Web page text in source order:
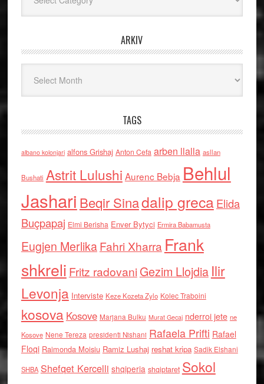
ARKIV
TAGS
albano kolonjari alfons Grishaj Anton Cefa arben llalla asllan
Bushati Astrit Lulushi Aurenc Bebja Behlul
Jashari Beqir Sinadalip grecaElida
Buçpapaj Elmi Berisha Enver Bytyci Ermira Babamusta
Eugjen MerlikaFahri Xharra Frank
shkreli Fritz radovaniGezim Llojdia Ilir
Levonja Interviste Keze Kozeta Zylo Kolec Traboini
kosova Kosove Marjana Bulku Murat Gecaj nderroi jete ne
Kosove Nene Tereza presidenti Nishani Rafaela Prifti Rafael
Floqi Raimonda Moisiu Ramiz Lushaj reshat kripa Sadik Elshani
SHBA Shefqet Kercelli shqiperia shqiptaret Sokol